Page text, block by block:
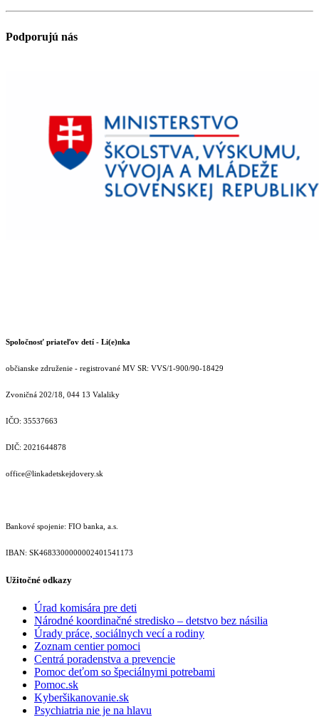
Podporujú nás
Spoločnosť priateľov detí - Li(e)nka
občianske združenie - registrované MV SR: VVS/1-900/90-18429
Zvoničná 202/18, 044 13 Valaliky
IČO: 35537663
DIČ: 2021644878
office@linkadetskejdovery.sk
Bankové spojenie: FIO banka, a.s.
IBAN: SK46833000000­02401541173
Užitočné odkazy
Úrad komisára pre deti
Národné koordinačné stredisko – detstvo bez násilia
Úrady práce, sociálnych vecí a rodiny
Zoznam centier pomoci
Centrá poradenstva a prevencie
Pomoc deťom so špeciálnymi potrebami
Pomoc.sk
Kyberšikanovanie.sk
Psychiatria nie je na hlavu